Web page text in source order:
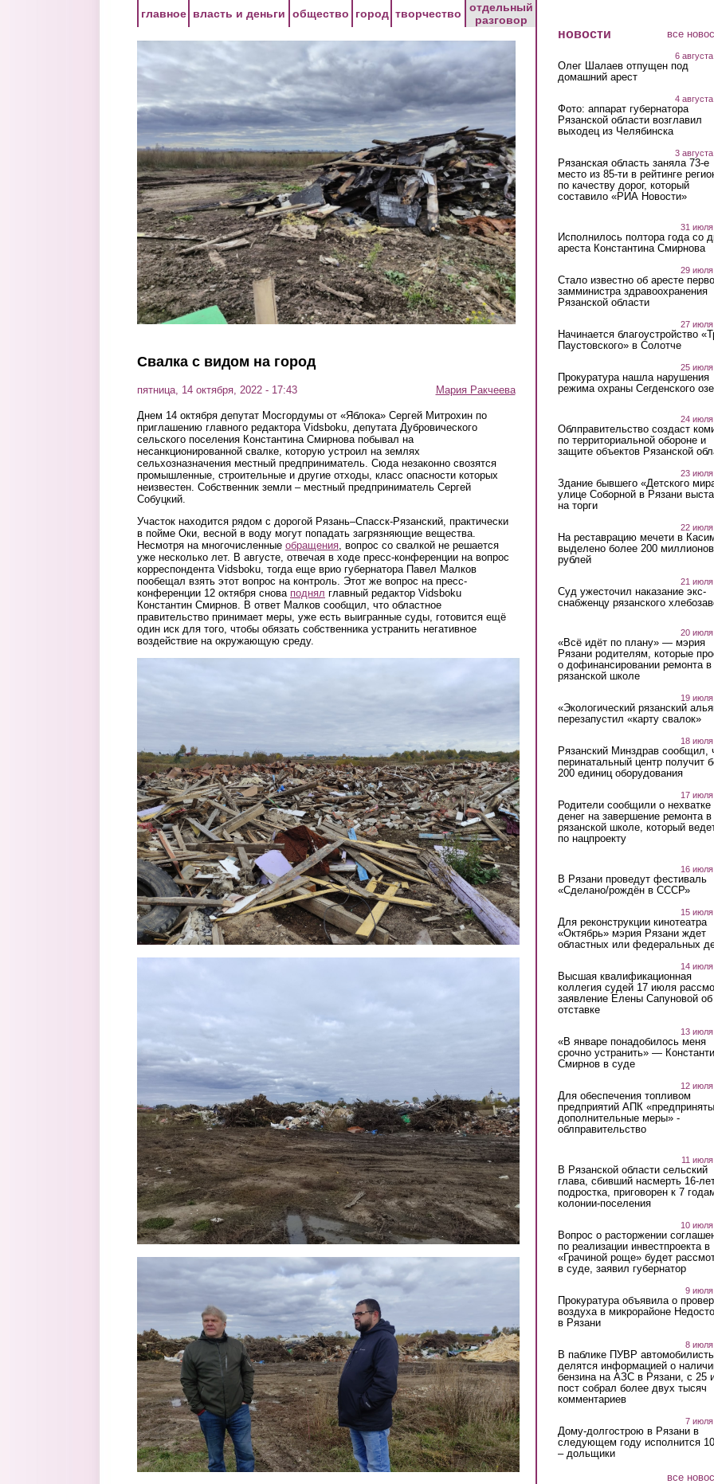
главное власть и деньги общество город творчество
отдельный
разговор
Свалка с видом на город
пятница, 14 октября, 2022 - 17:43 Мария Ракчеева
Днем 14 октября депутат Мосгордумы от «Яблока» Сергей Митрохин по
приглашению главного редактора Vidsboku, депутата Дубровического
сельского поселения Константина Смирнова побывал на
несанкционированной свалке, которую устроил на землях
сельхозназначения местный предприниматель. Сюда незаконно свозятся
промышленные, строительные и другие отходы, класс опасности которых
неизвестен. Собственник земли – местный предприниматель Сергей
Собуцкий.
Участок находится рядом с дорогой Рязань–Спасск-Рязанский, практически
в пойме Оки, весной в воду могут попадать загрязняющие вещества.
Несмотря на многочисленные обращения, вопрос со свалкой не решается
уже несколько лет. В августе, отвечая в ходе пресс-конференции на вопрос
корреспондента Vidsboku, тогда еще врио губернатора Павел Малков
пообещал взять этот вопрос на контроль. Этот же вопрос на пресс-
конференции 12 октября снова поднял главный редактор Vidsboku
Константин Смирнов. В ответ Малков сообщил, что областное
правительство принимает меры, уже есть выигранные суды, готовится ещё
один иск для того, чтобы обязать собственника устранить негативное
воздействие на окружающую среду.
22_svalka_krupno3.png
новости все
6
Олег Шалаев отпущен под
домашний арест
4
Фото: аппарат губернатора
Рязанской области возглавил
выходец из Челябинска
3
Рязанская область заняла 73-е
место из 85-ти в рейтинге
по качеству дорог, который
составило «РИА Новости»
31
Исполнилось полтора года со
ареста Константина Смирнова
29
Стало известно об аресте
замминистра здравоохранения
Рязанской области
27
Начинается благоустройство
Паустовского» в Солотче
25
Прокуратура нашла нарушения
режима охраны Сегденского
24
Облправительство создаст
по территориальной обороне и
защите объектов Рязанской
23 июля
Здание бывшего «Детского
улице Соборной в Рязани
на торги
22
На реставрацию мечети в
выделено более 200 миллионов
рублей
21
Суд ужесточил наказание экс-
снабженцу рязанского
20
«Всё идёт по плану» — мэрия
Рязани родителям, которые
о дофинансировании ремонта в
рязанской школе
19
«Экологический рязанский
перезапустил «карту свалок»
18
Рязанский Минздрав сообщил,
перинатальный центр получит
200 единиц оборудования
17
Родители сообщили о нехватке
денег на завершение ремонта в
рязанской школе, который
по нацпроекту
16
В Рязани проведут фестиваль
«Сделано/рождён в СССР»
15
Для реконструкции кинотеатра
«Октябрь» мэрия Рязани ждет
областных или федеральных
14
Высшая квалификационная
коллегия судей 17 июля
заявление Елены Сапуновой об
отставке
13
«В январе понадобилось меня
срочно устранить» —
Смирнов в суде
12
Для обеспечения топливом
предприятий АПК «предприняты
дополнительные меры» -
облправительство
11
В Рязанской области сельский
глава, сбивший насмерть 16-
подростка, приговорен к 7
колонии-поселения
10
Вопрос о расторжении
по реализации инвестпроекта в
«Грачиной роще» будет
в суде, заявил губернатор
9 июля
Прокуратура объявила о
воздуха в микрорайоне
в Рязани
8 июля
В паблике ПУВР
делятся информацией о
бензина на АЗС в Рязани, с 25
пост собрал более двух тысяч
комментариев
7 июля
Дому-долгострою в Рязани в
следующем году исполнится
– дольщики
все